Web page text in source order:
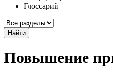
Глоссарий
Найти
Повышение